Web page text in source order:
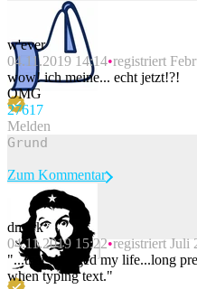
w'ever
04.11.2019 14:14 registriert
wow! ich meine... echt jetzt!?!
OMG
27617
Melden
Beitrag melden
Zum Kommentar
dmark
04.11.2019 15:22 registriert Juli
"...that changed my life...long
when typing text."